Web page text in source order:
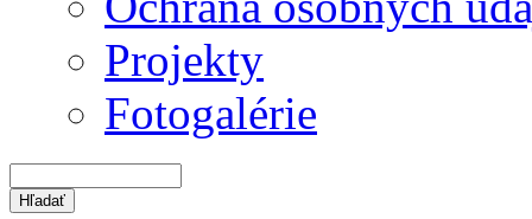
Projekty
Fotogalérie